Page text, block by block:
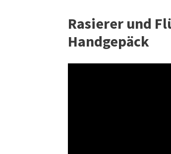
Rasierer und
Handgepäck